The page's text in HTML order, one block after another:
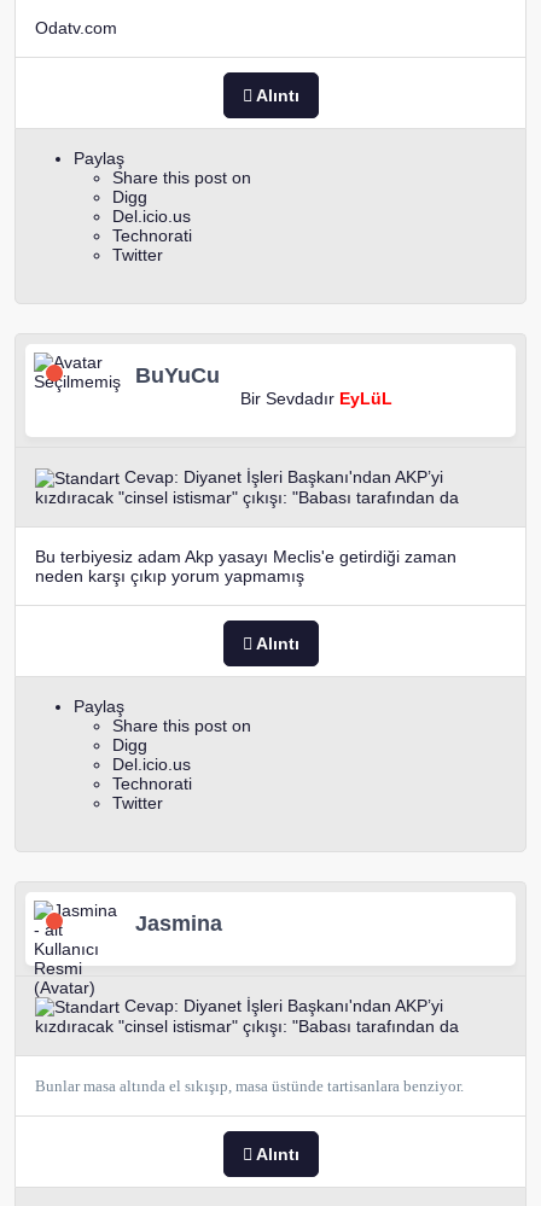
Odatv.com
Alıntı
Paylaş
Share this post on
Digg
Del.icio.us
Technorati
Twitter
BuYuCu
Bir Sevdadır EyLüL
Cevap: Diyanet İşleri Başkanı'ndan AKP’yi
kızdıracak "cinsel istismar" çıkışı: "Babası tarafından da
Bu terbiyesiz adam Akp yasayı Meclis'e getirdiği zaman
neden karşı çıkıp yorum yapmamış
Alıntı
Paylaş
Share this post on
Digg
Del.icio.us
Technorati
Twitter
Jasmina
Cevap: Diyanet İşleri Başkanı'ndan AKP’yi
kızdıracak "cinsel istismar" çıkışı: "Babası tarafından da
Bunlar masa altında el sıkışıp, masa üstünde tartisanlara benziyor.
Alıntı